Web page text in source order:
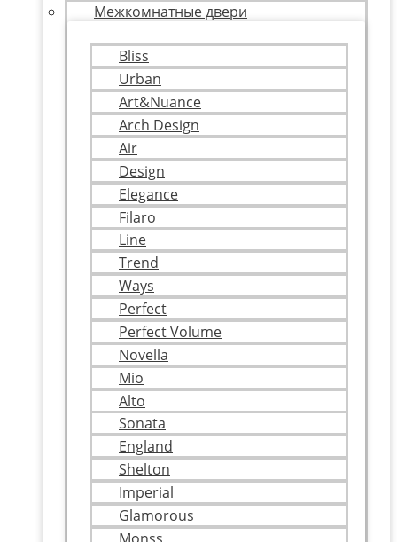
Межкомнатные двери
Bliss
Urban
Art&Nuance
Arch Design
Air
Design
Elegance
Filaro
Line
Trend
Ways
Perfect
Perfect Volume
Novella
Mio
Alto
Sonata
England
Shelton
Imperial
Glamorous
Monss